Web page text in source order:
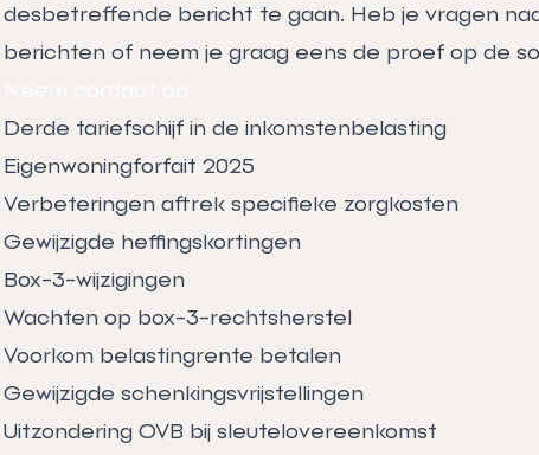
desbetreffende bericht te gaan. Heb je vragen
berichten of neem je graag eens de proef op de
Derde tariefschijf in de inkomstenbelasting
Eigenwoningforfait 2025
Verbeteringen aftrek specifieke zorgkosten
Gewijzigde heffingskortingen
Box-3-wijzigingen
Wachten op box-3-rechtsherstel
Voorkom belastingrente betalen
Gewijzigde schenkingsvrijstellingen
Uitzondering OVB bij sleutelovereenkomst